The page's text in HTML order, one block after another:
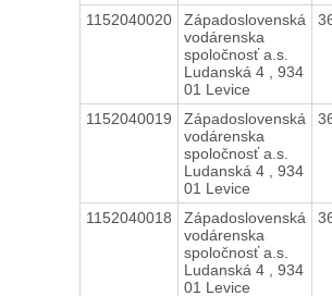
1152040020
Západoslovenská
vodárenska
spoločnosť a.s.
Ludanská 4 , 934
01 Levice
1152040019
Západoslovenská
vodárenska
spoločnosť a.s.
Ludanská 4 , 934
01 Levice
1152040018
Západoslovenská
vodárenska
spoločnosť a.s.
Ludanská 4 , 934
01 Levice